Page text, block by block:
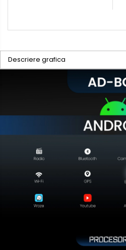
Descriere grafica